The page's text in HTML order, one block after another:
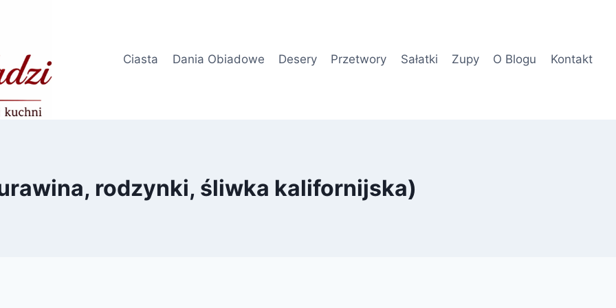
Ciasta
Dania Obiadowe Desery Przetwory Sałatki Zupy O Blogu Kontakt
rodzynki, śliwka kalifornijska)